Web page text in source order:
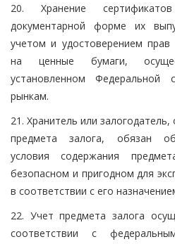
20. Хранение
документарной форме их
учетом и удостоверением прав
на ценные бумаги,
установленном
рынкам.
21. Хранитель или
предмета залога, обязан
условия содержания
безопасном и пригодном для
в соответствии с его
22. Учет предмета залога
соответствии с